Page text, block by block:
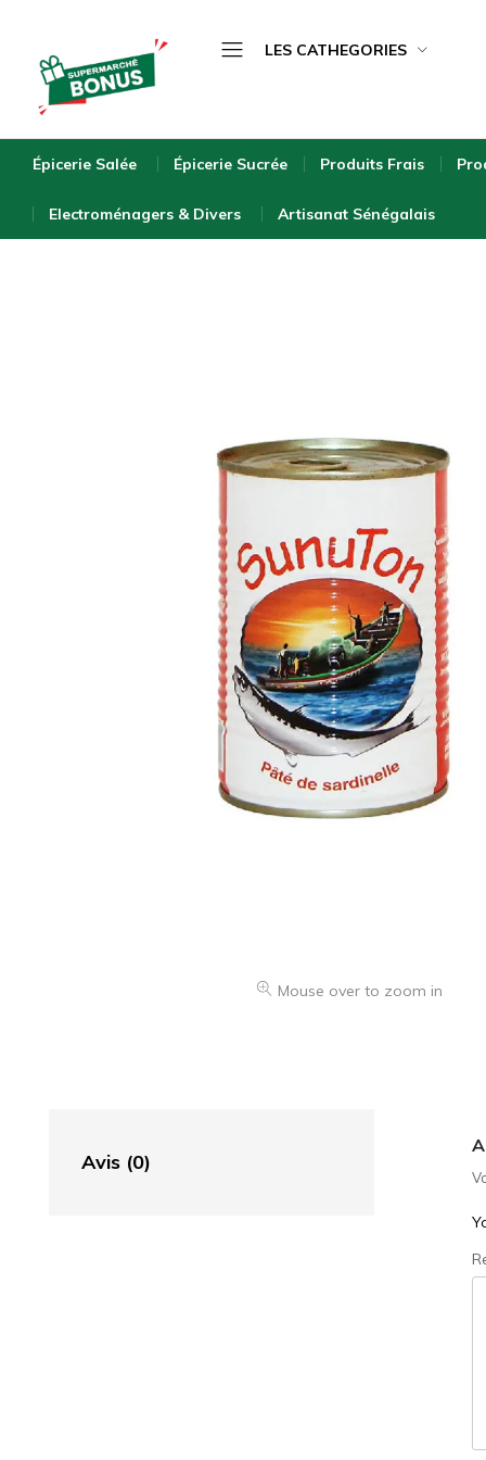
supermarche.com
LES CATHEGORIES
Épicerie Sucrée
Produits Frais
Produits Surgelés
Bio & Écologique
Electroménagers & Divers
Artisan sénégalais
Épicerie Salée Épicerie Sucrée Produits Frais
Electroménagers & Divers Artisanat Sénégalais
Mouse over to zoom in
Avis (0)